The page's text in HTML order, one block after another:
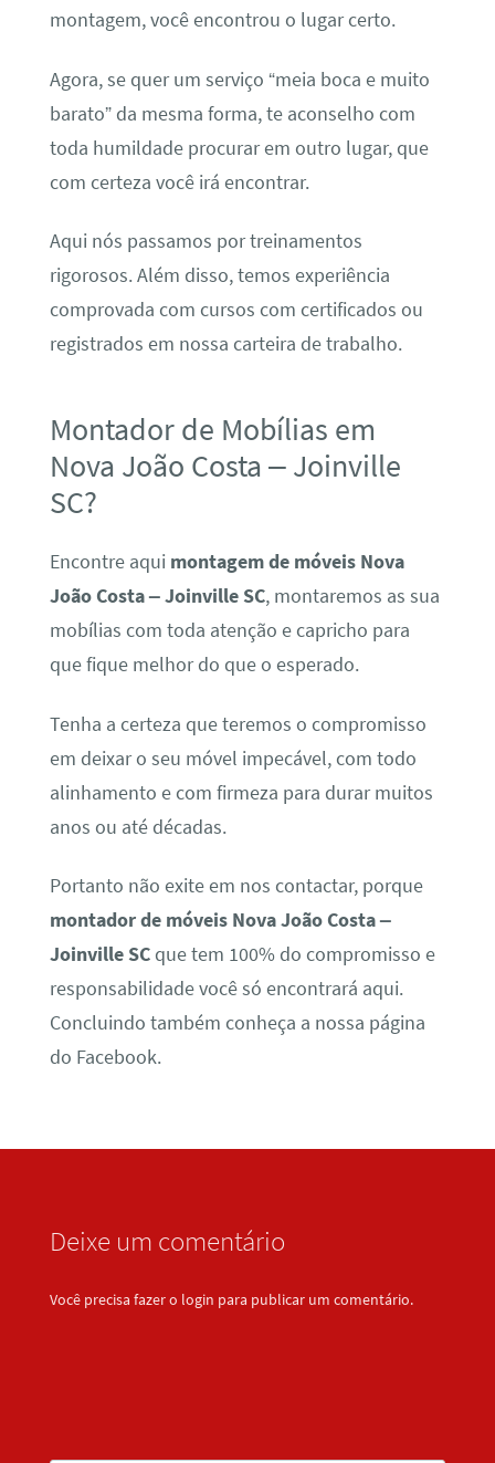
montagem, você encontrou o lugar certo.
Agora, se quer um serviço “meia boca e muito
barato” da mesma forma, te aconselho com
toda humildade procurar em outro lugar, que
com certeza você irá encontrar.
Aqui nós passamos por treinamentos
rigorosos. Além disso, temos experiência
comprovada com cursos com certificados ou
registrados em nossa carteira de trabalho.
Montador de Mobílias em
Nova João Costa – Joinville
SC?
Encontre aqui montagem de móveis Nova
João Costa – Joinville SC, montaremos as sua
mobílias com toda atenção e capricho para
que fique melhor do que o esperado.
Tenha a certeza que teremos o compromisso
em deixar o seu móvel impecável, com todo
alinhamento e com firmeza para durar muitos
anos ou até décadas.
Portanto não exite em nos contactar, porque
montador de móveis Nova João Costa –
Joinville SCque tem 100% do compromisso e
responsabilidade você só encontrará aqui.
Concluindo também conheça a nossa página
do Facebook.
Deixe um comentário
Você precisa fazer o login para publicar um comentário.